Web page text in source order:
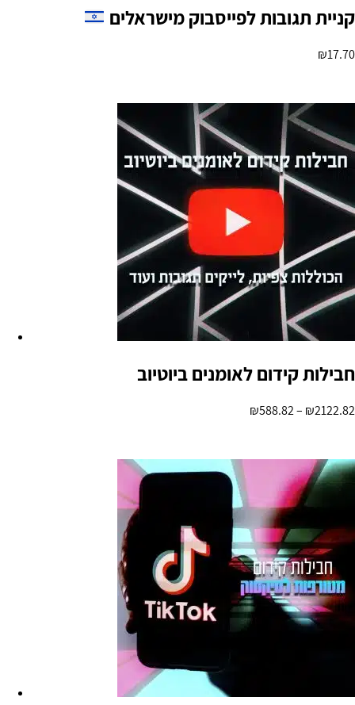
קניית תגובות לפייסבוק מישראלים
₪17.70
חבילות קידום לאומנים ביוטיוב
₪588.82– ₪2122.82